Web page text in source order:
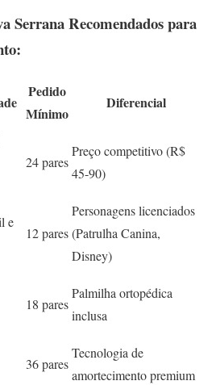
Serrana Recomendados para
Pedido
Mínimo
Diferencial
24 pares
Preço competitivo (R$
45-90)
e
12 pares
Personagens licenciados
(Patrulha Canina,
Disney)
18 pares
Palmilha ortopédica
inclusa
36 pares
Tecnologia de
amortecimento premium